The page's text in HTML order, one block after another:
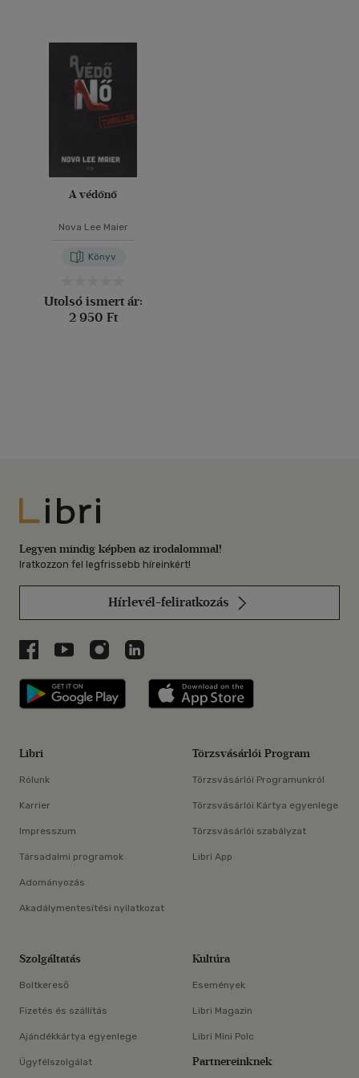
A védőnő
Nova Lee Maier
Könyv
Utolsó ismert ár:
2 950 Ft
Libri
Legyen mindig képben az irodalommal!
Iratkozzon fel legfrissebb híreinkért!
Hírlevél-feliratkozás
Libri a Facebookon
Libri a Youtube-on
Libri az Instagramon
Libri a LinkedInen
Libri applikáció Szerezd meg: Google
Libri
Rólunk
Karrier
Impresszum
Társadalmi programok
Adományozás
Akadálymentesítési nyilatkozat
Törzsvásárlói Program
Törzsvásárlói Programunkról
Törzsvásárlói Kártya egyenlege
Törzsvásárlói szabályzat
Libri App
Szolgáltatás
Boltkereső
Fizetés és szállítás
Ajándékkártya egyenlege
Ügyfélszolgálat
Kultúra
Események
Libri Magazin
Libri Mini Polc
Partnereinknek